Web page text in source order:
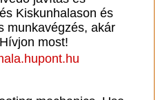
Kiskunhalason és
munkavégzés, akár
most!